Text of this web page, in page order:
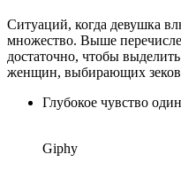
Ситуаций, когда девушка
множество. Выше
достаточно, чтобы
женщин, выбирающих
Глубокое чувство
Giphy